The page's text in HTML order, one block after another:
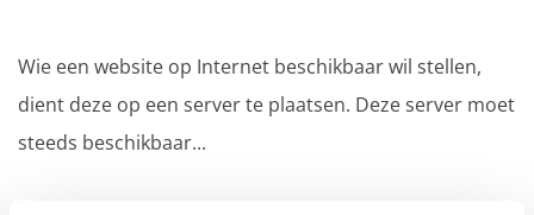
Wie een website op Internet beschikbaar wil stellen,
dient deze op een server te plaatsen. Deze server moet
steeds beschikbaar...